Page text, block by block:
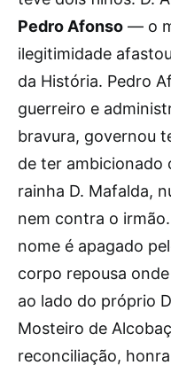
Pedro Afonso — o
ilegitimidade
da História. Pedro
guerreiro e
bravura, governou
de ter ambicionado
rainha D. Mafalda,
nem contra o
nome é apagado
corpo repousa
ao lado do próprio
Mosteiro de
reconciliação,